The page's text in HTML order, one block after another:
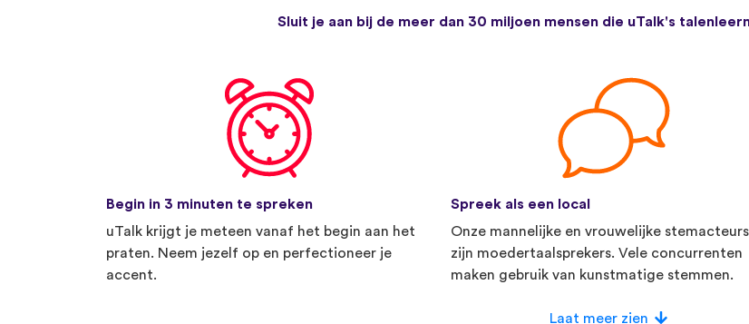
Sluit je aan bij de meer dan 30 miljoen mensen die uTalk's
Begin in 3 minuten te spreken
uTalk krijgt je meteen vanaf het begin aan het
praten. Neem jezelf op en perfectioneer je
accent.
Spreek als een local
Onze mannelijke en vrouwelijke stemacteurs
zijn moedertaalsprekers. Vele concurrenten
maken gebruik van kunstmatige stemmen.
Laat meer zien